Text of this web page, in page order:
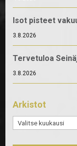
Isot pisteet
3.8.2026
Tervetuloa
3.8.2026
Arkistot
Arkistot